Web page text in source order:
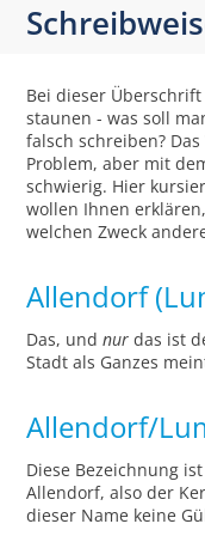
Bei dieser
staunen - was soll
falsch schreiben?
Problem, aber mit
schwierig. Hier
wollen Ihnen
welchen Zweck
Allendorf
Das, undnur das ist
Stadt als Ganzes
Allendorf/
Diese Bezeichnung
Allendorf, also der
dieser Name keine